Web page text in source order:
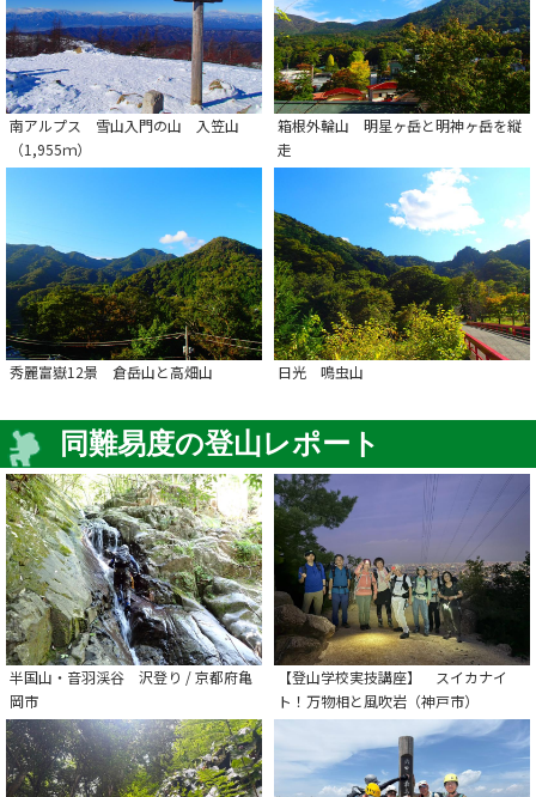
南アルプス 雪山入門の山 入笠山
（1,955ｍ）
箱根外輪山 明星ヶ岳と明神ヶ岳を縦
走
秀麗富嶽12景 倉岳山と高畑山 日光 鳴虫山
同難易度の登山レポート
半国山・音羽渓谷 沢登り / 京都府亀
岡市
【登山学校実技講座】 スイカナイ
ト！万物相と風吹岩（神戸市）